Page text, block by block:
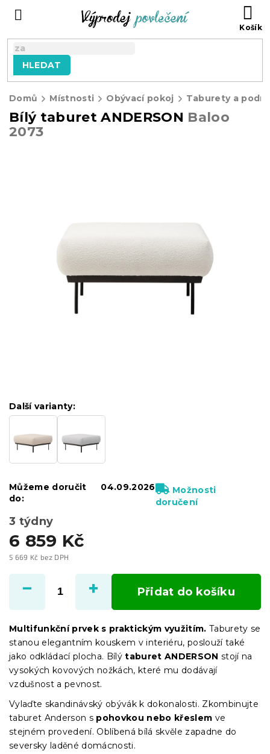
HLEDAT
Domů Místnosti Obývací pokoj Taburety a
Bílý taburet ANDERSON Baloo
2073
6 859 Kč
5 669 Kč bez DPH
cena:
3 týdny
Další varianty:
Můžeme doručit
do:
04.09.2026
Možnosti
doručení
Přidat do košíku
Multifunkční prvek s praktickým využitím. Taburety se
stanou elegantním kouskem v interiéru, poslouží také
jako odkládací plocha. Bílý taburet ANDERSON stojí na
vysokých kovových nožkách, které mu dodávají
vzdušnost a pevnost.
Vylaďte skandinávský obývák k dokonalosti. Zkombinujte
taburet Anderson s pohovkou nebo křeslem ve
stejném provedení. Oblíbená bílá skvěle zapadne do
seversky laděné domácnosti.